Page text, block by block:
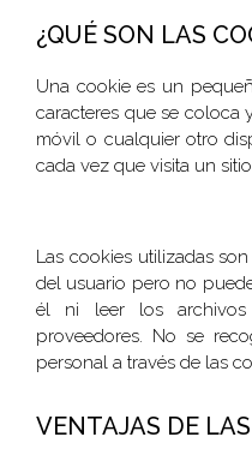
¿QUÉ SON LAS
Una cookie es un
caracteres que se coloca
móvil o cualquier otro
cada vez que visita un
Las cookies utilizadas
del usuario pero no
él ni leer los archivos
proveedores. No se
personal a través de las
VENTAJAS DE